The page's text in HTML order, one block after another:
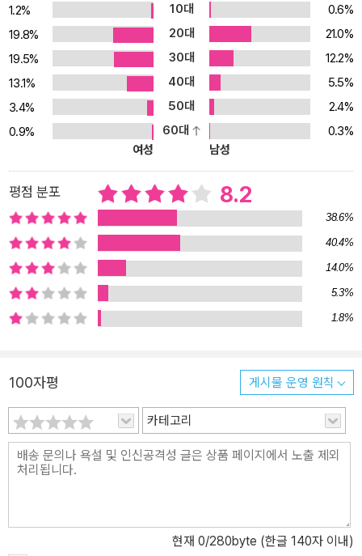
는 고바토 조고로의 대척점에 있는 인물로 ‘고전부’ 시리즈의 오레키
호타로를 들 수 있다. 에너지 절약주의자를 표방하며 “하지 않아도 될
일을 안 한다, 해야 하는 일은 간략하게”가 신조인 호타로 역시 추리
를 피로하게 될 상황을 피하려 하는 고바토와 마찬가지로 추리를 기
피한다. 하지만 호타로의 추리 기제인 지탄다와 고바토의 소시민 콤
비 오사나이를 비교하자면 이야기는 다르다. 고전부 시리즈의 경우,
노력을 들이지 않으려 하는 호타로를 호기심이 넘치는 소녀 지탄다가
추리를 할 수밖에 없는 상황으로 몰고 가지만, 소시민 시리즈의 경우,
고바토와 마찬가지로 소시민을 지향하기는 짝 오사나이는 오히려 고
바토를 제어하는 장치로서 기능한다. 호타로와 고바토의 본성 탓인
지, 소시민 시리즈는 고전부 시리즈와 비교해 미스터리가 상당히 강
화되었다. 청춘 소설을 미스터리의 형식을 빌려 풀어냈다는 인상이
강한 고전부에 비해 소시민 시리즈는 ‘사건’과 ‘추리’가 작품 표면에 드
러난다. 『봄철 한정 딸기 타르트 사건』의 숨겨진 뒷이야기 봄의 과일
이 되었을지도 모른다. 당초에는 수록작 중 하나인 「고독한 늑대의 마
음」을 제목으로 낙점 지었다고 한다. 하지만 몇몇 안을 나열하던 중에
“『한정 딸기 타르트 사건』은 어때요? 한정 딸기 타르트가 진짜 있기
도 하고, 앤서니 버클리의 『독 초콜릿 사건』도 있잖아요”라는 작가의
말 한마디가 작품의 운명을 결정지은 것이다. 그러다 출간 직전에 “제
생각이 전혀 없었던 것이다. 나중에 “봄철을 썼으니 여름철도 써야겠
다”는 편집자의 말에 『여름철 한정 트로피컬 파르페 사건』이 출간되
1.2% 10대
0.6%
19.8%
20대
21.0%
19.5%
30대
12.2%
13.1%
40대
5.5%
3.4%
50대
2.4%
0.9%
60대
0.3%
여성
남성
평점 분포 8.2
38.6%
40.4%
14.0%
5.3%
1.8%
100자평 게시물 운영 원칙
카테고리
현재 0/280byte (한글 140자 이내)